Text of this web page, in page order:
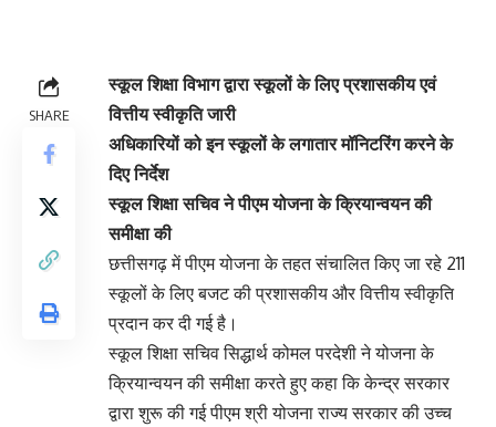
SHARE
स्कूल शिक्षा विभाग द्वारा स्कूलों के लिए प्रशासकीय एवं
वित्तीय स्वीकृति जारी
अधिकारियों को इन स्कूलों के लगातार मॉनिटरिंग करने के
दिए निर्देश
स्कूल शिक्षा सचिव ने पीएम योजना के क्रियान्वयन की
समीक्षा की
छत्तीसगढ़ में पीएम योजना के तहत संचालित किए जा रहे 211
स्कूलों के लिए बजट की प्रशासकीय और वित्तीय स्वीकृति
प्रदान कर दी गई है।
स्कूल शिक्षा सचिव सिद्धार्थ कोमल परदेशी ने योजना के
क्रियान्वयन की समीक्षा करते हुए कहा कि केन्द्र सरकार
द्वारा शुरू की गई पीएम श्री योजना राज्य सरकार की उच्च